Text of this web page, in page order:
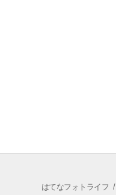
はてなフォトライフ /